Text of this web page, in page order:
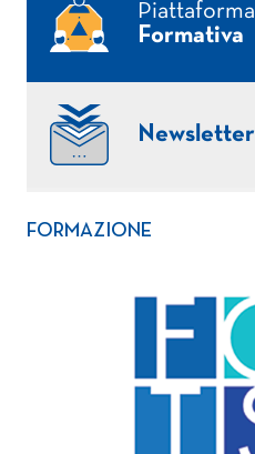
Piattaforma
Formativa
Newsletter
FORMAZIONE